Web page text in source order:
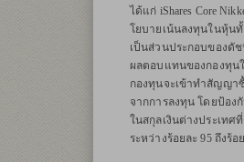
ได้แก่ iShares Core
โยบายเน้นลงทุนในหุ้น
เป็นส่วนประกอบของดัช
ผลตอบแทนของกองทุน
กองทุนจะเข้าทำสัญญาซื้
จากการลงทุน โดยป้อง
ในสกุลเงินต่างประเท
ระหว่างร้อยละ 95 ถึงร้